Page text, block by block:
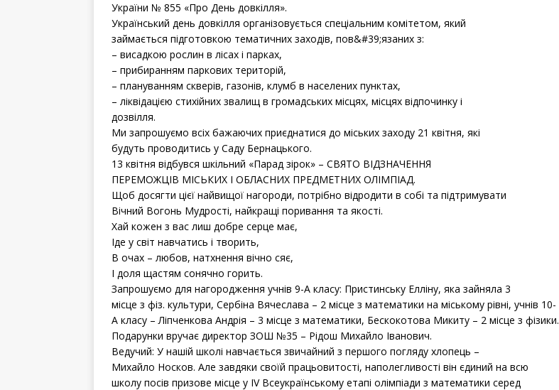
України № 855 «Про День довкілля».
Український день довкілля організовується спеціальним комітетом, який
займається підготовкою тематичних заходів, пов&#39;язаних з:
– висадкою рослин в лісах і парках,
– прибиранням паркових територій,
– плануванням скверів, газонів, клумб в населених пунктах,
– ліквідацією стихійних звалищ в громадських місцях, місцях відпочинку і
дозвілля.
Ми запрошуємо всіх бажаючих приєднатися до міських заходу 21 квітня, які
будуть проводитись у Саду Бернацького.
13 квітня відбувся шкільний «Парад зірок» – СВЯТО ВІДЗНАЧЕННЯ
ПЕРЕМОЖЦІВ МІСЬКИХ І ОБЛАСНИХ ПРЕДМЕТНИХ ОЛІМПІАД.
Щоб досягти цієї найвищої нагороди, потрібно відродити в собі та підтримувати
Вічний Вогонь Мудрості, найкращі поривання та якості.
Хай кожен з вас лиш добре серце має,
Іде у світ навчатись і творить,
В очах – любов, натхнення вічно сяє,
І доля щастям сонячно горить.
Запрошуємо для нагородження учнів 9-А класу: Пристинську Елліну, яка зайняла 3
місце з фіз. культури, Сербіна Вячеслава – 2 місце з математики на міському рівні, учнів 10-
А класу – Ліпченкова Андрія – 3 місце з математики, Бескокотова Микиту – 2 місце з фізики.
Подарунки вручає директор ЗОШ №35 – Рідош Михайло Іванович.
Ведучий: У нашій школі навчається звичайний з першого погляду хлопець –
Михайло Носков. Але завдяки своїй працьовитості, наполегливості він єдиний на всю
школу посів призове місце у IV Всеукраїнському етапі олімпіади з математики серед